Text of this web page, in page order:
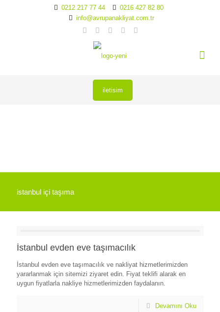
0212 217 77 44
0216 427 82 80
info@avrupanakliyat.com.tr
iletisim
istanbul içi taşıma
İstanbul evden eve taşımacılık
İstanbul evden eve taşımacılık ve nakliyat hizmetlerimizden
yararlanmak için sitemizi ziyaret edin. Fiyat teklifi alarak en
uygun fiyatlarla nakliye hizmetlerimizden faydalanın.
Devamını Oku